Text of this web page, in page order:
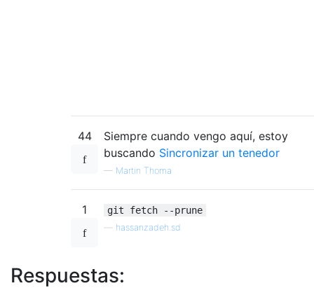
44
Siempre cuando vengo aquí, estoy
buscando Sincronizar un tenedor
— Martin Thoma
1 git fetch --prune
hassanzadeh.sd
Respuestas: